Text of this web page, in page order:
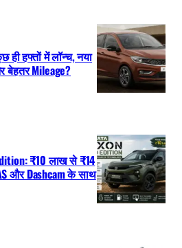
ही हफ्तों में लॉन्च, नया
बेहतर Mileage?
₹10 लाख से ₹14
और Dashcam के साथ